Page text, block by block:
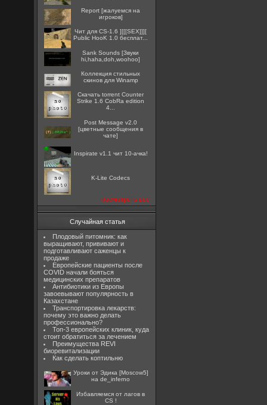
Report [жалуемся на
игроков]
Чит для CS-1.6 ][[[SEX]]][
Public HooK 1.0 бесплат...
Sank Sounds [Звуки
hi,haha,doh,woohoo]
Коллекция стильных
скинов для Winamp
Скачать torrent Counter
Strike 1.6 CobRa edition
4...
Post Message v2.0
[цветные сообщения в
чате]
Inspirate v1.1 чит 10-ачка!
K-Lite Codecs
посмотреть все
Случайная статья
Плодовый питомник: как
выращивают, прививают и
подготавливают саженцы к
продаже
Европейские пациенты после
COVID начали бояться
медицинских препаратов
Антибиотики из Европы
завоевывают популярность в
Казахстане
Транспортировка лекарств:
почему это важно делать
профессионально?
Топ-3 европейских клиник, куда
стоит обратиться за лечением
Преимущества REVI
биоревитализации
Как сделать коптильню
Уроки от Эдика [Moscow5]
на de_inferno
Избавляемся от лагов в
CS !